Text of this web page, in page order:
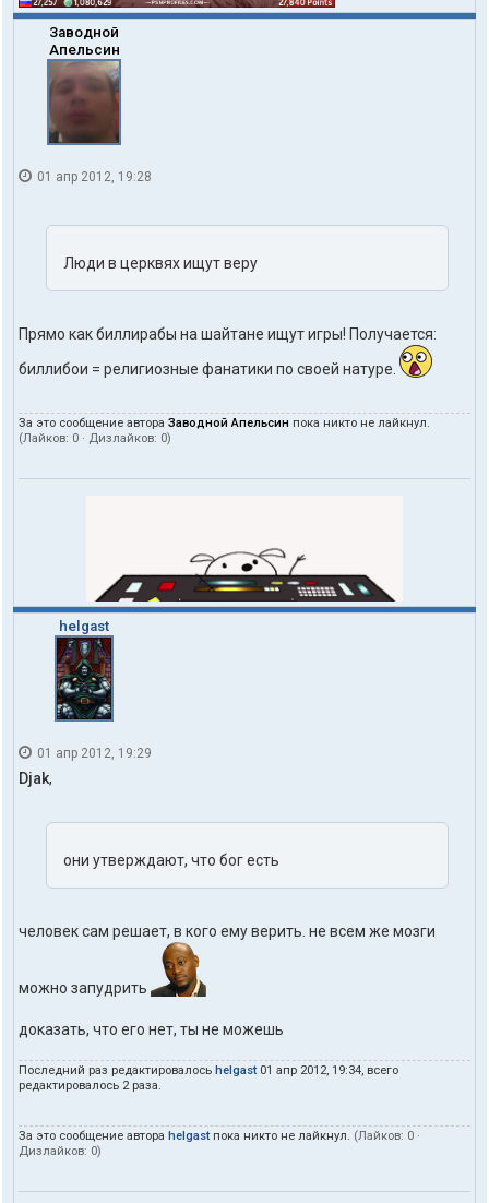
Заводной
Апельсин
01 апр 2012, 19:28
Люди в церквях ищут веру
Прямо как биллирабы на шайтане ищут игры! Получается:
биллибои = религиозные фанатики по своей натуре.
За это сообщение автора Заводной Апельсин пока никто не лайкнул.
(Лайков: 0 · Дизлайков: 0)
helgast
01 апр 2012, 19:29
Djak,
они утверждают, что бог есть
человек сам решает, в кого ему верить. не всем же мозги
можно запудрить
доказать, что его нет, ты не можешь
Последний раз редактировалось helgast01 апр 2012, 19:34, всего
редактировалось 2 раза.
За это сообщение автора helgastпока никто не лайкнул. (Лайков: 0 ·
Дизлайков: 0)